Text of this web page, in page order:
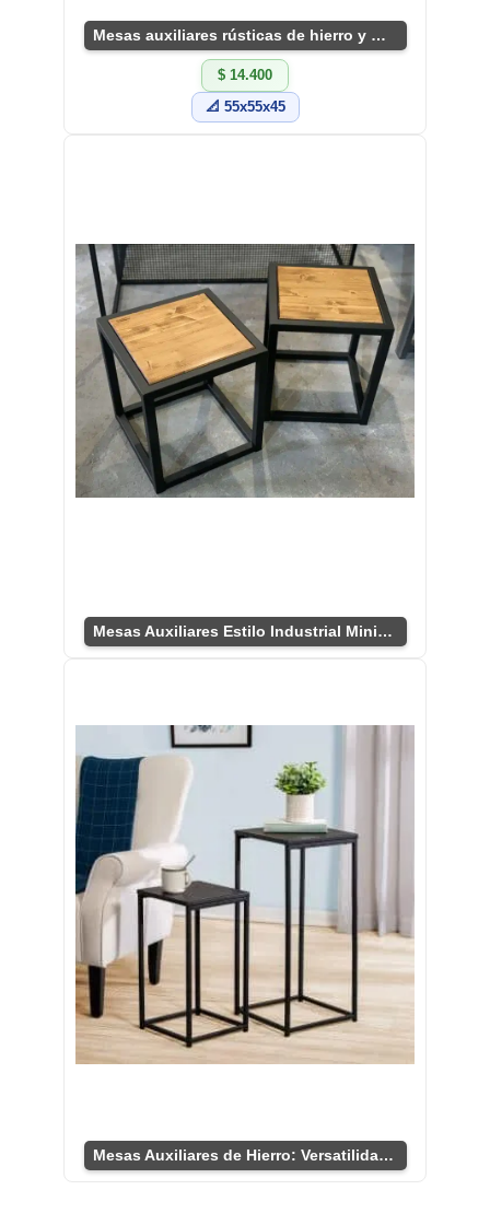
Mesas auxiliares rústicas de hierro y madera
$ 14.400
📐 55x55x45
Mesas Auxiliares Estilo Industrial Minimalista
Mesas Auxiliares de Hierro: Versatilidad y Estilo